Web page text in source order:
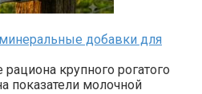
добавки для
крупного рогатого
показатели молочной